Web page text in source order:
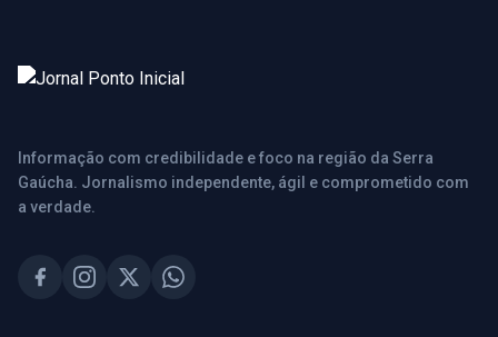
Informação com credibilidade e foco na região da Serra
Gaúcha. Jornalismo independente, ágil e comprometido com
a verdade.